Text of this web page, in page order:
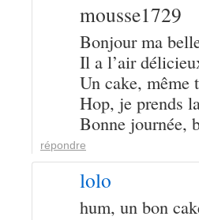
mousse1729
Bonjour ma
Il a l’air
Un cake, même
Hop, je prends
Bonne journée,
répondre
lolo
hum, un bon